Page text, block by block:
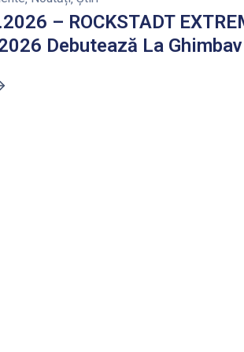
– ROCKSTADT
Debutează La Ghimbav